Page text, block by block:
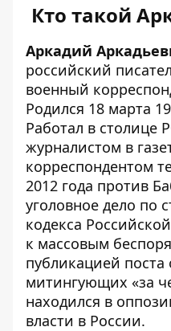
Кто такой
Аркадий
российский
военный
Родился 18 марта
Работал в столице
журналистом в
корреспондентом
2012 года против
уголовное дело по
кодекса
к массовым
публикацией
митингующих «за
находился в
власти в России.